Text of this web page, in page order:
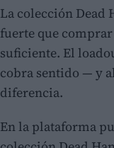
La colección Dead
fuerte que comprar
suficiente. El
cobra sentido — y
diferencia.
En la plataforma